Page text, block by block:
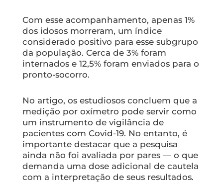
Com esse acompanhamento, apenas 1%
dos idosos morreram, um índice
considerado positivo para esse subgrupo
da população. Cerca de 3% foram
internados e 12,5% foram enviados para o
pronto-socorro.
No artigo, os estudiosos concluem que a
medição por oxímetro pode servir como
um instrumento de vigilância de
pacientes com Covid-19. No entanto, é
importante destacar que a pesquisa
ainda não foi avaliada por pares — o que
demanda uma dose adicional de cautela
com a interpretação de seus resultados.